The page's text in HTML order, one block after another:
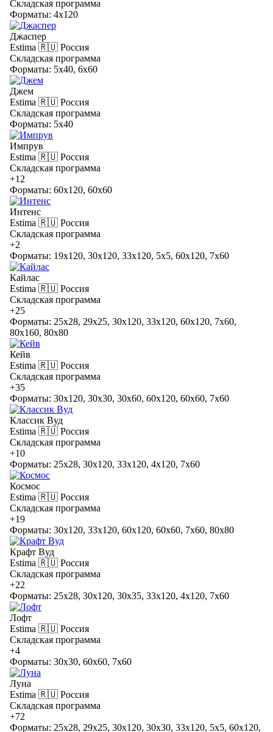
Складская программа
Форматы: 4x120
Джаспер
Estima 🇷🇺 Россия
Складская программа
Форматы: 5x40, 6x60
Джем
Estima 🇷🇺 Россия
Складская программа
Форматы: 5x40
Импрув
Estima 🇷🇺 Россия
Складская программа
+12
Форматы: 60x120, 60x60
Интенс
Estima 🇷🇺 Россия
Складская программа
+2
Форматы: 19x120, 30x120, 33x120, 5x5, 60x120, 7x60
Кайлас
Estima 🇷🇺 Россия
Складская программа
+25
Форматы: 25x28, 29x25, 30x120, 33x120, 60x120, 7x60,
80x160, 80x80
Кейв
Estima 🇷🇺 Россия
Складская программа
+35
Форматы: 30x120, 30x30, 30x60, 60x120, 60x60, 7x60
Классик Вуд
Estima 🇷🇺 Россия
Складская программа
+10
Форматы: 25x28, 30x120, 33x120, 4x120, 7x60
Космос
Estima 🇷🇺 Россия
Складская программа
+19
Форматы: 30x120, 33x120, 60x120, 60x60, 7x60, 80x80
Крафт Вуд
Estima 🇷🇺 Россия
Складская программа
+22
Форматы: 25x28, 30x120, 30x35, 33x120, 4x120, 7x60
Лофт
Estima 🇷🇺 Россия
Складская программа
+4
Форматы: 30x30, 60x60, 7x60
Луна
Estima 🇷🇺 Россия
Складская программа
+72
Форматы: 25x28, 29x25, 30x120, 30x30, 33x120, 5x5, 60x120,